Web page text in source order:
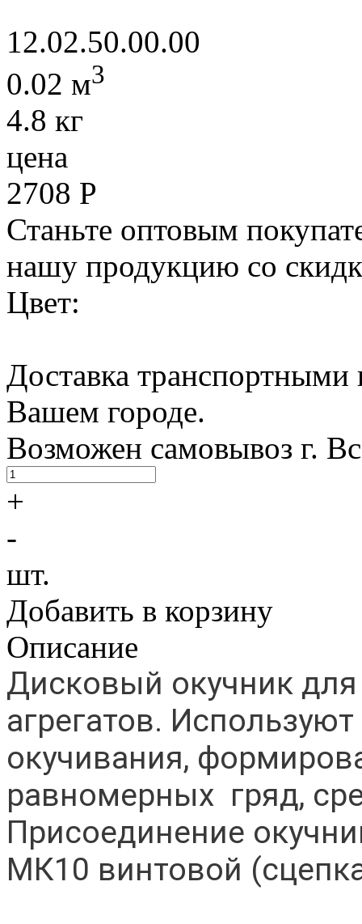
12.02.50.00.00
0.02 м3
4.8 кг
цена
2708 Р
Станьте оптовым
нашу продукцию со
Цвет:
Доставка
Вашем городе.
Возможен самовывоз г.
+
-
шт.
Добавить в корзину
Описание
Дисковый окучник для
агрегатов.
окучивания,
равномерных гряд,
Присоединение
МК10 винтовой